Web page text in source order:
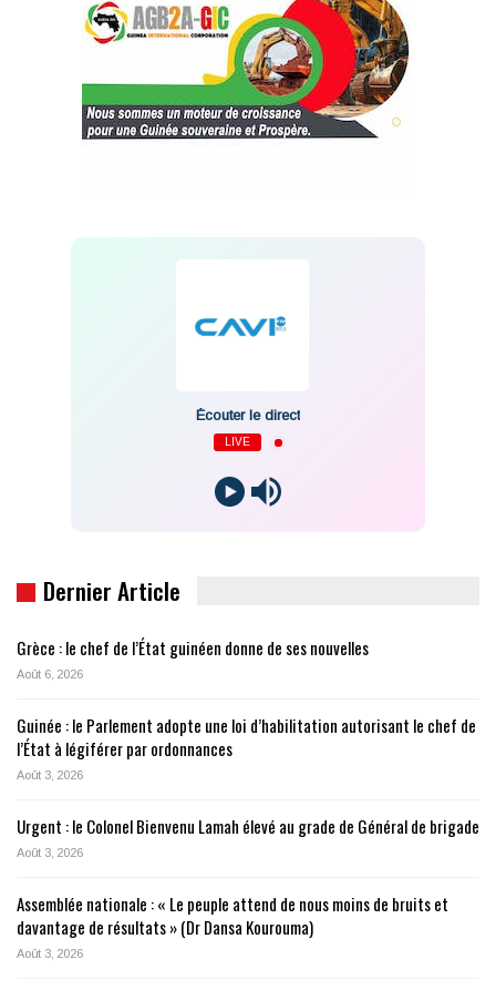
Écouter le direct
LIVE
Dernier Article
Grèce : le chef de l’État guinéen donne de ses nouvelles
Août 6, 2026
Guinée : le Parlement adopte une loi d’habilitation autorisant le chef de
l’État à légiférer par ordonnances
Août 3, 2026
Urgent : le Colonel Bienvenu Lamah élevé au grade de Général de brigade
Août 3, 2026
Assemblée nationale : « Le peuple attend de nous moins de bruits et
davantage de résultats » (Dr Dansa Kourouma)
Août 3, 2026